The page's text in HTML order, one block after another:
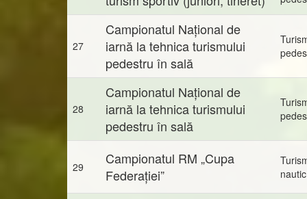
27
Campionatul Național de
iarnă la tehnica turismului
pedestru în sală
28
Campionatul Național de
iarnă la tehnica turismului
pedestru în sală
29
Campionatul RM „Cupa
Federației”
nautic